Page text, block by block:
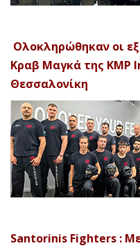
Ολοκληρώθηκαν οι
Κραβ Μαγκά της KMP
Θεσσαλονίκη
Santorinis Fighters :